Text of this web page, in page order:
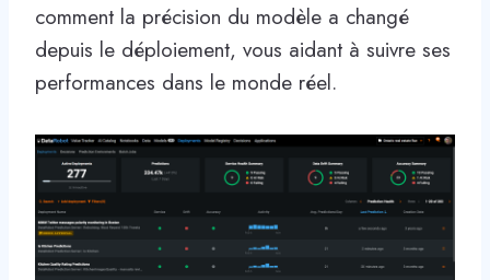
comment la précision du modèle a changé
depuis le déploiement, vous aidant à suivre ses
performances dans le monde réel.